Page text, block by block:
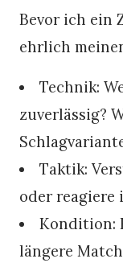
Bevor ich ein
ehrlich
Technik:
zuverlässig?
Taktik:
oder reagiere
Kondition:
längere